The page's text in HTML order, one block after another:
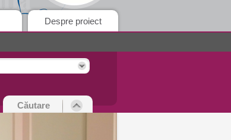
Despre proiect
Căutare